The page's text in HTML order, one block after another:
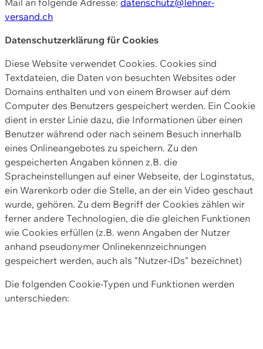
versand.ch
Datenschutzerklärung für Cookies
Diese Website verwendet Cookies. Cookies sind
Textdateien, die Daten von besuchten Websites oder
Domains enthalten und von einem Browser auf dem
Computer des Benutzers gespeichert werden. Ein Cookie
dient in erster Linie dazu, die Informationen über einen
Benutzer während oder nach seinem Besuch innerhalb
eines Onlineangebotes zu speichern. Zu den
gespeicherten Angaben können z.B. die
Spracheinstellungen auf einer Webseite, der Loginstatus,
ein Warenkorb oder die Stelle, an der ein Video geschaut
wurde, gehören. Zu dem Begriff der Cookies zählen wir
ferner andere Technologien, die die gleichen Funktionen
wie Cookies erfüllen (z.B. wenn Angaben der Nutzer
anhand pseudonymer Onlinekennzeichnungen
gespeichert werden, auch als "Nutzer-IDs" bezeichnet)
Die folgenden Cookie-Typen und Funktionen werden
unterschieden: